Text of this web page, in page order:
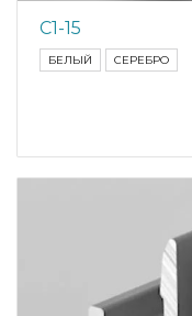
С1-15
БЕЛЫЙ СЕРЕБРО